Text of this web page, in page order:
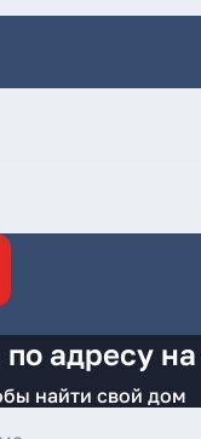
адресу
найти свой дом